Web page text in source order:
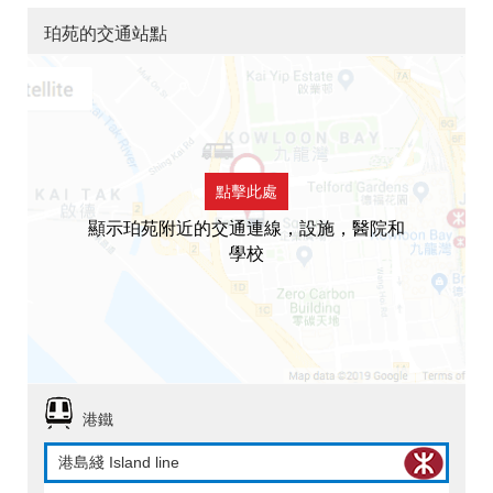
珀苑的交通站點
點擊此處
顯示珀苑附近的交通連線，設施，醫院和
學校
港鐵
港島綫 Island line